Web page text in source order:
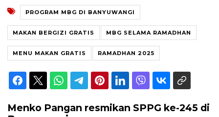
PROGRAM MBG DI BANYUWANGI
MAKAN BERGIZI GRATIS MBG SELAMA RAMADHAN
MENU MAKAN GRATIS RAMADHAN 2025
Menko Pangan resmikan SPPG ke-245 di